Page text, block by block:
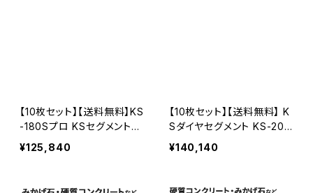
【10枚セット】【送料無料】KS
-180Sプロ KSセグメントプ
ロ7インチ 180mm みかげ
石・硬質コンクリートなどの
イヤモンドカッター 刃 (ks-1
¥125,840
【10枚セット】【送料無料】 K
Sダイヤセグメント KS-205
Sプロ (ks-205spro) 8イ
ンチ みかげ石・硬質コンク
10
¥140,140